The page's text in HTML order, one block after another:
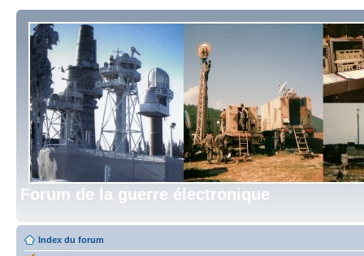
Forum de la guerre électronique
Index du forum